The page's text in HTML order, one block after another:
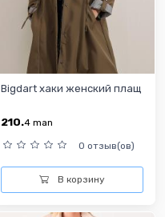
Bigdart хаки женский плащ
210.4 man
0 отзыв(ов)
В корзину